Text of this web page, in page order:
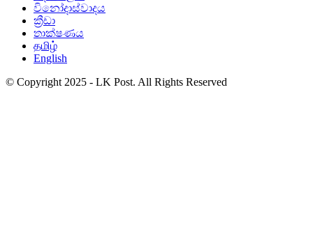
විනෝදාස්වාදය
ක්‍රීඩා
තාක්ෂණය
தமிழ்
English
© Copyright 2025 - LK Post. All Rights Reserved